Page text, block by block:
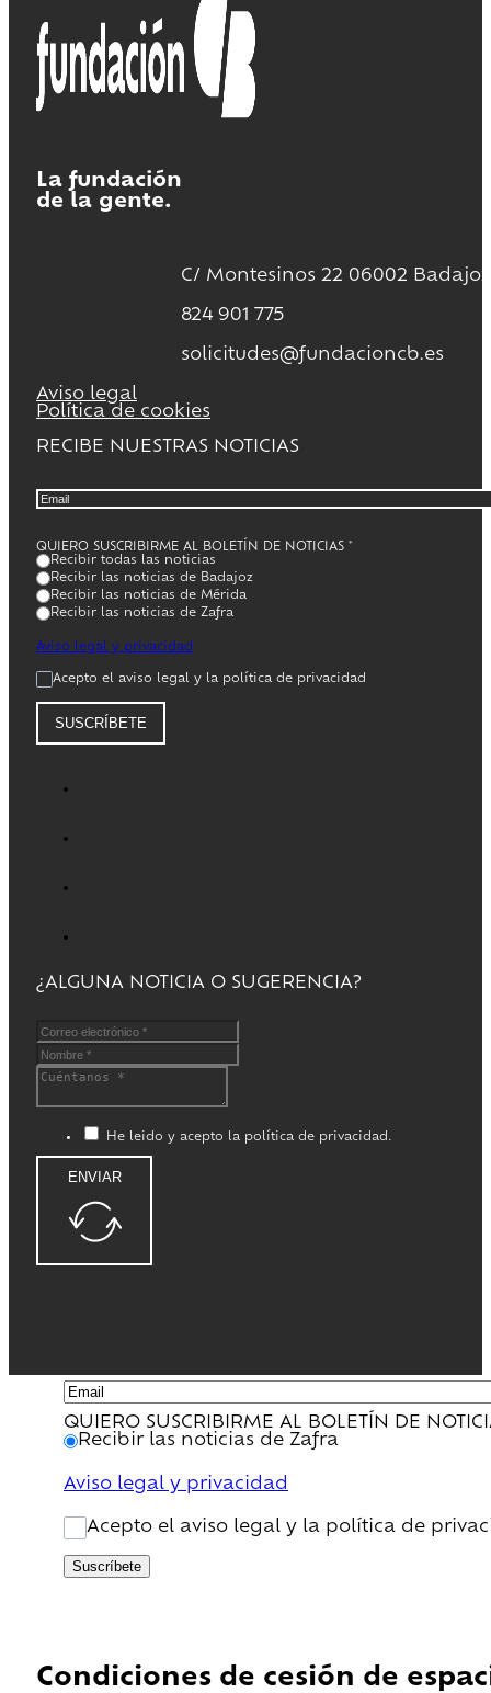
La fundación
de la gente.
C/ Montesinos 22 06002 Badajoz
824 901 775
solicitudes@fundacioncb.es
Aviso legal
Política de cookies
RECIBE NUESTRAS NOTICIAS
QUIERO SUSCRIBIRME AL BOLETÍN DE NOTICIAS *
Recibir todas las noticias
Recibir las noticias de Badajoz
Recibir las noticias de Mérida
Recibir las noticias de Zafra
Aviso legal y privacidad
Acepto el aviso legal y la política de privacidad
SUSCRÍBETE
¿ALGUNA NOTICIA O SUGERENCIA?
He leido y acepto la política de privacidad.
ENVIAR
QUIERO SUSCRIBIRME AL BOLETÍN DE
Recibir las noticias de Zafra
Aviso legal y privacidad
Acepto el aviso legal y la política de
Suscríbete
Condiciones de cesión de